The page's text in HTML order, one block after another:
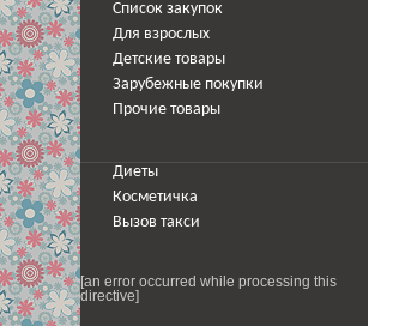
Список закупок
Для взрослых
Детские товары
Зарубежные покупки
Прочие товары
Диеты
Косметичка
Вызов такси
[an error occurred while processing this
directive]